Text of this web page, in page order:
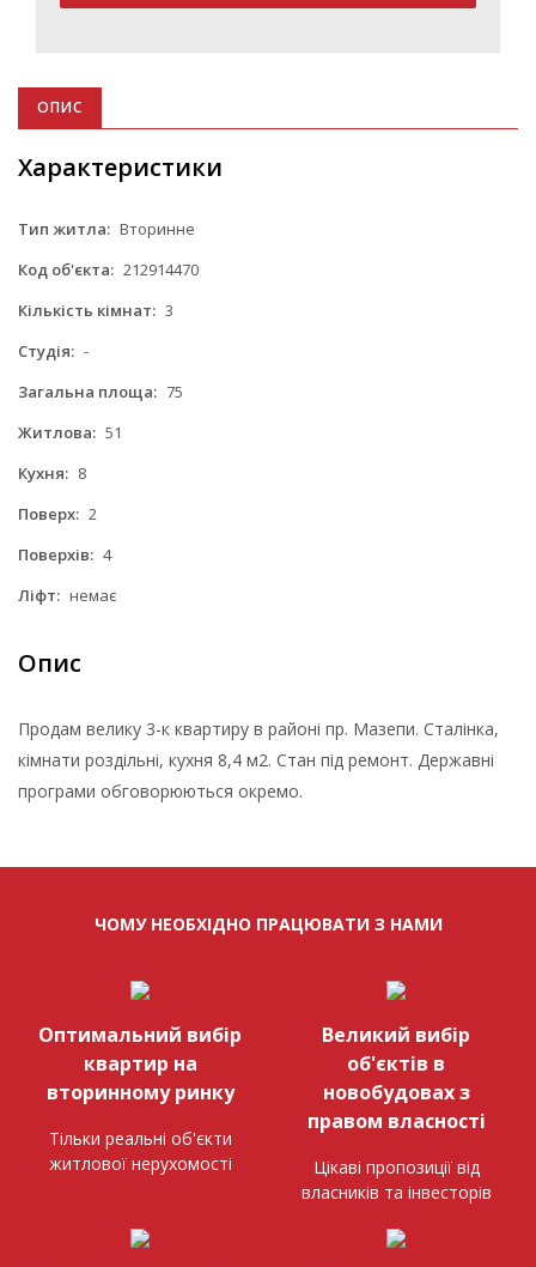
ОПИС
Характеристики
Тип житла: Вторинне
Код об'єкта: 212914470
Кількість кімнат: 3
Студія: -
Загальна площа: 75
Житлова: 51
Кухня: 8
Поверх: 2
Поверхів: 4
Ліфт: немає
Опис
Продам велику 3-к квартиру в районі пр. Мазепи. Сталінка,
кімнати роздільні, кухня 8,4 м2. Стан під ремонт. Державні
програми обговорюються окремо.
ЧОМУ НЕОБХІДНО ПРАЦЮВАТИ З НАМИ
Оптимальний вибір
квартир на
вторинному ринку
Тільки реальні об'єкти
житлової нерухомості
Великий вибір
об'єктів в
новобудовах з
правом власності
Цікаві пропозиції від
власників та інвесторів